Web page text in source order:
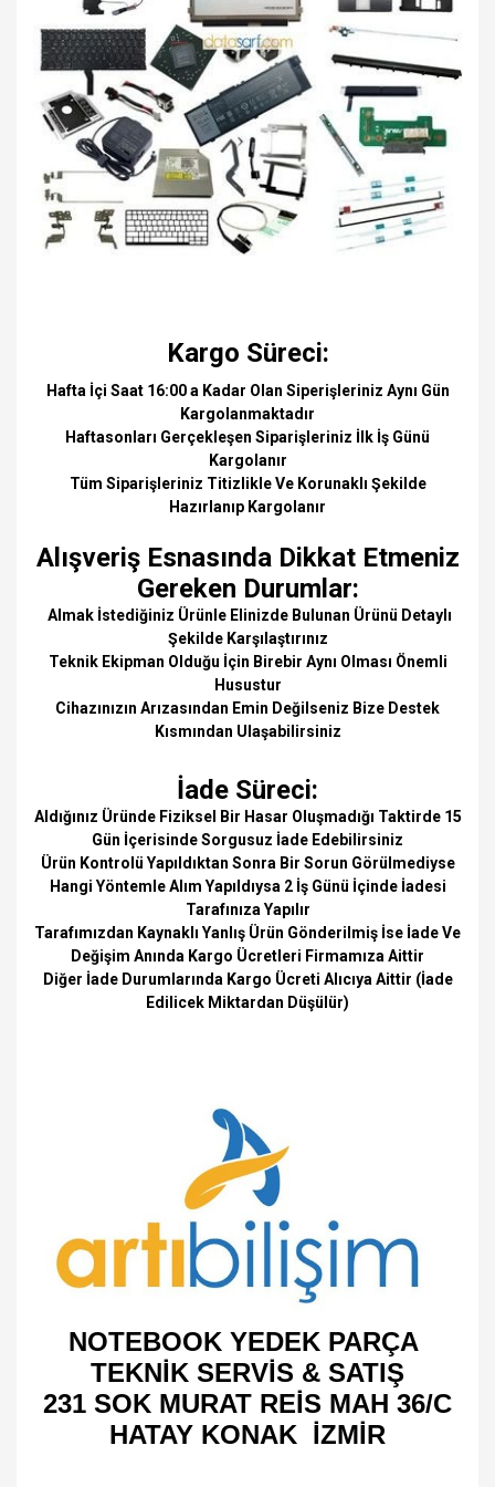
Kargo Süreci:
Hafta İçi Saat 16:00 a Kadar Olan Siperişleriniz Aynı Gün
Kargolanmaktadır
Haftasonları Gerçekleşen Siparişleriniz İlk İş Günü
Kargolanır
Tüm Siparişleriniz Titizlikle Ve Korunaklı Şekilde
Hazırlanıp Kargolanır
Alışveriş Esnasında Dikkat Etmeniz
Gereken Durumlar:
Almak İstediğiniz Ürünle Elinizde Bulunan Ürünü Detaylı
Şekilde Karşılaştırınız
Teknik Ekipman Olduğu İçin Birebir Aynı Olması Önemli
Husustur
Cihazınızın Arızasından Emin Değilseniz Bize Destek
Kısmından Ulaşabilirsiniz
İade Süreci:
Aldığınız Üründe Fiziksel Bir Hasar Oluşmadığı Taktirde 15
Gün İçerisinde Sorgusuz İade Edebilirsiniz
Ürün Kontrolü Yapıldıktan Sonra Bir Sorun Görülmediyse
Hangi Yöntemle Alım Yapıldıysa 2 İş Günü İçinde İadesi
Tarafınıza Yapılır
Tarafımızdan Kaynaklı Yanlış Ürün Gönderilmiş İse İade Ve
Değişim Anında Kargo Ücretleri Firmamıza Aittir
Diğer İade Durumlarında Kargo Ücreti Alıcıya Aittir (İade
Edilicek Miktardan Düşülür)
NOTEBOOK YEDEK PARÇA
TEKNİK SERVİS & SATIŞ
231 SOK MURAT REİS MAH 36/C
HATAY KONAK İZMİR